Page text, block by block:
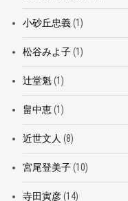
小砂丘忠義(1)
松谷みよ子(1)
辻堂魁(1)
畠中恵(1)
近世文人 (8)
宮尾登美子(10)
寺田寅彦(14)